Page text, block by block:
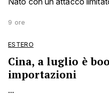
9 ore
ESTERO
Cina, a luglio è
importazioni
...